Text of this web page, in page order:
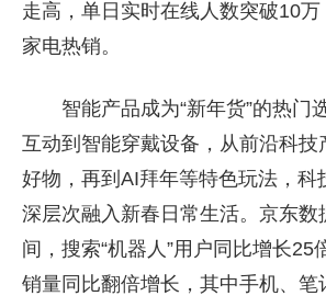
走高，单日实时在线人数突破10
家电热销。
智能产品成为“新年货”的热门
互动到智能穿戴设备，从前沿科技
好物，再到AI拜年等特色玩法，科
深层次融入新春日常生活。京东数
间，搜索“机器人”用户同比增长25
销量同比翻倍增长，其中手机、笔